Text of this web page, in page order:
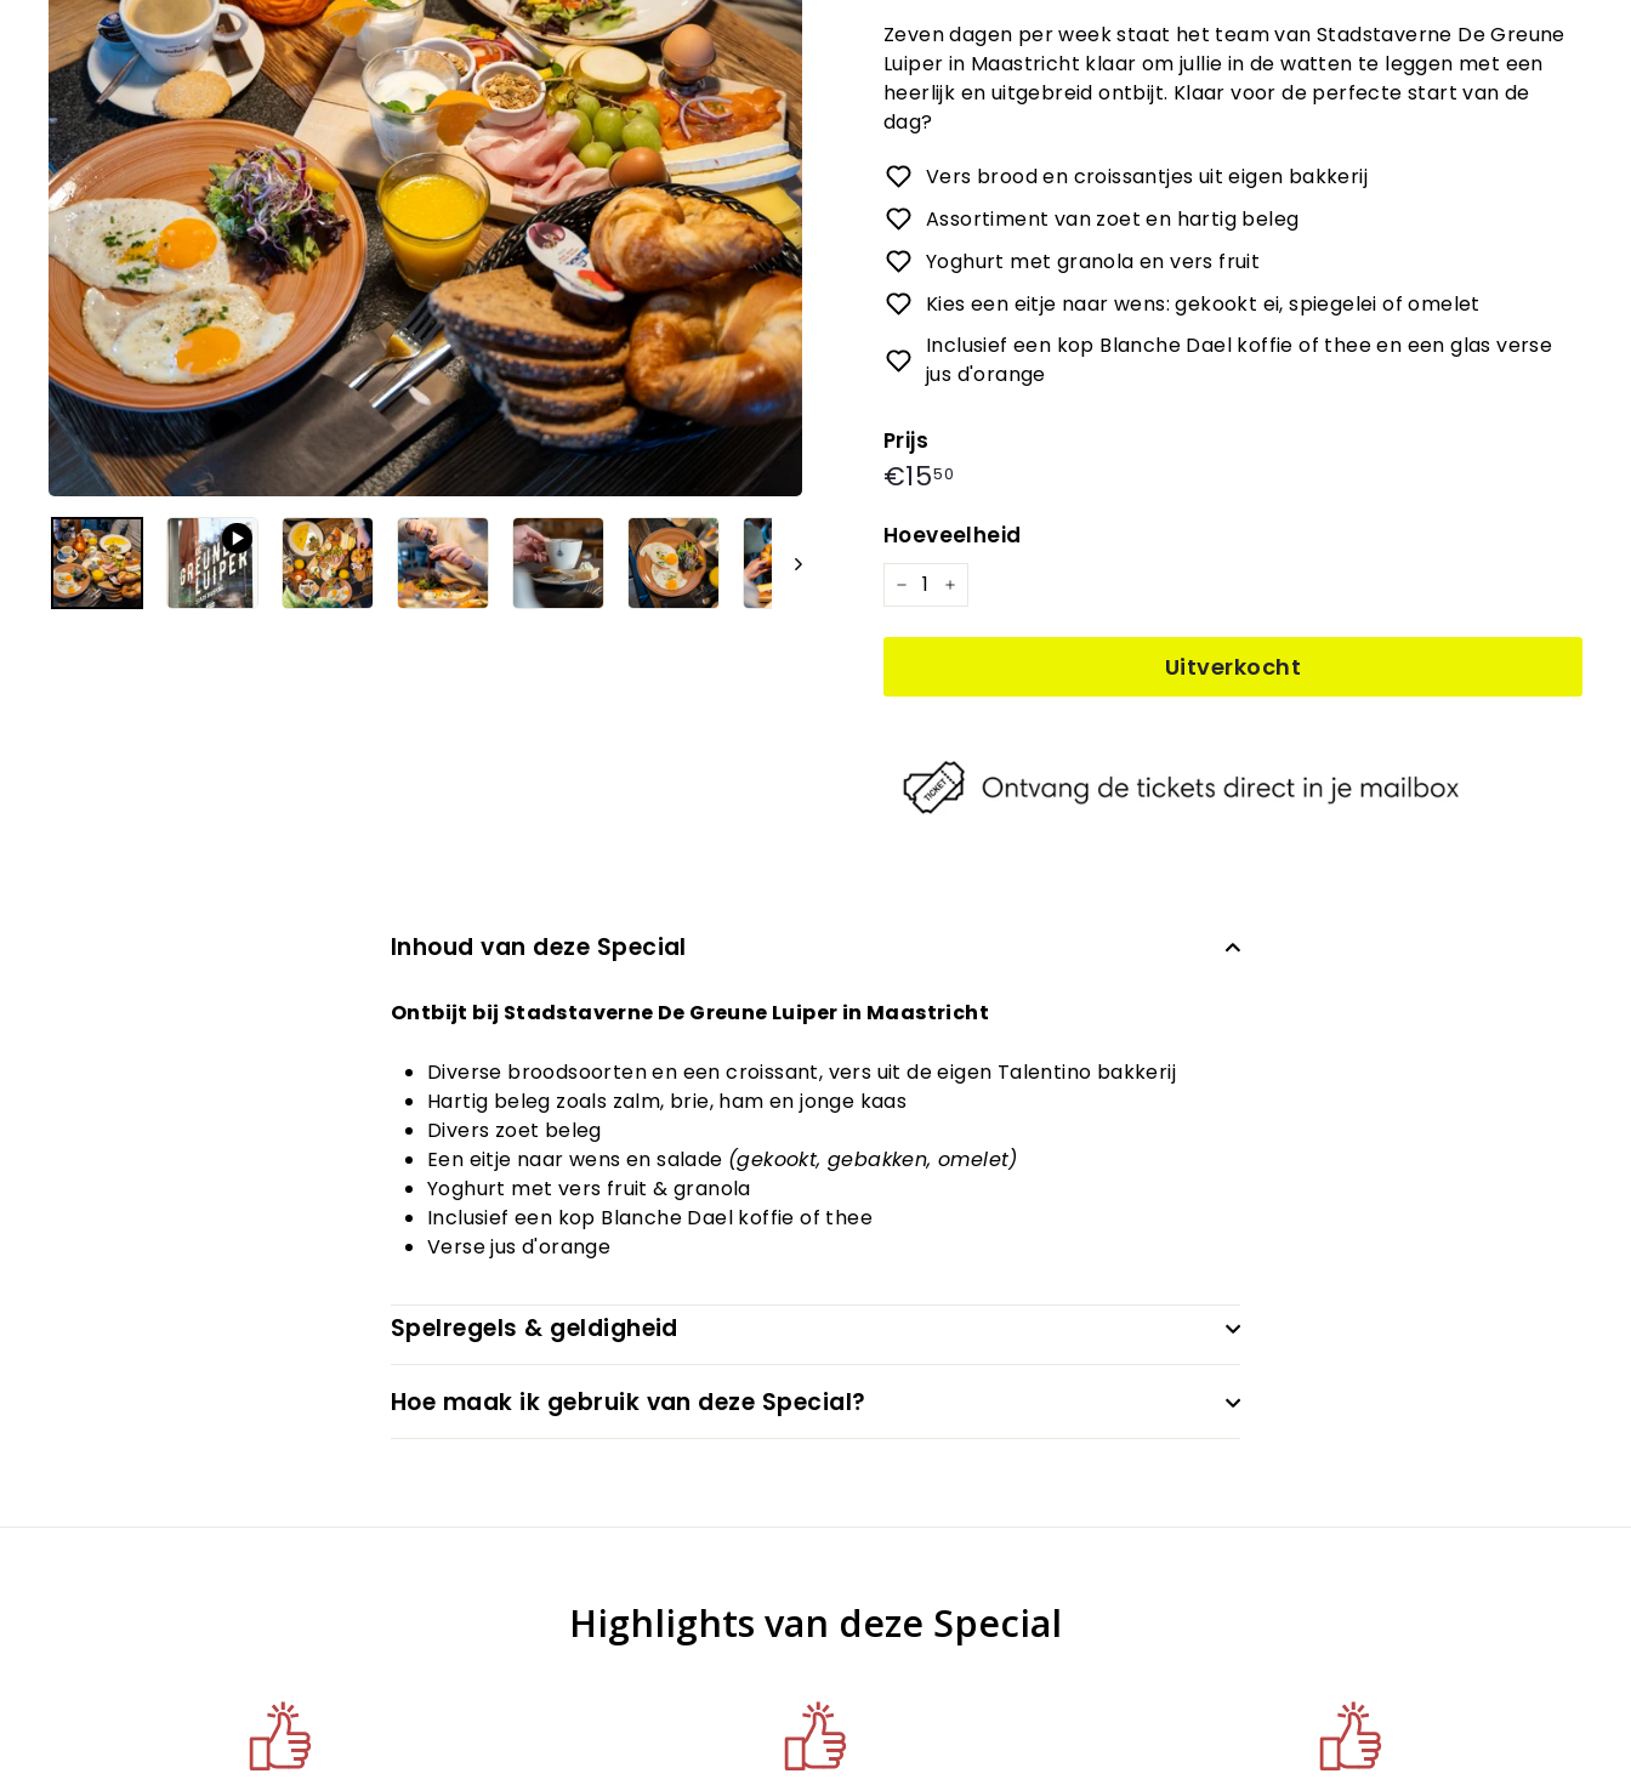
Zeven dagen per week staat het team van Stadstaverne De Greune
Luiper in Maastricht klaar om jullie in de watten te leggen met een
heerlijk en uitgebreid ontbijt. Klaar voor de perfecte start van de
dag?
Vers brood en croissantjes uit eigen bakkerij
Assortiment van zoet en hartig beleg
Yoghurt met granola en vers fruit
Kies een eitje naar wens: gekookt ei, spiegelei of omelet
Inclusief een kop Blanche Dael koffie of thee en een glas verse
jus d'orange
Prijs
Prijs
€1550
Hoeveelheid
− +
Uitverkocht
Inhoud van deze Special
Ontbijt bij Stadstaverne De Greune Luiper in Maastricht
Diverse broodsoorten en een croissant, vers uit de eigen Talentino bakkerij
Hartig beleg zoals zalm, brie, ham en jonge kaas
Divers zoet beleg
Een eitje naar wens en salade (gekookt, gebakken, omelet)
Yoghurt met vers fruit & granola
Inclusief een kop Blanche Dael koffie of thee
Verse jus d'orange
Spelregels & geldigheid
Hoe maak ik gebruik van deze Special?
Highlights van deze Special